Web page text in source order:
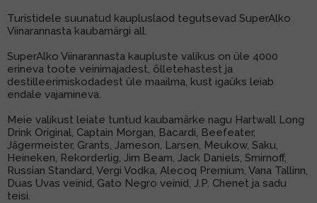
PIIRITUSJOOK
Turistidele suunatud kaupluslaod tegutsevad SuperAlko
Viinarannasta kaubamärgi all.
SuperAlko Viinarannasta kaupluste valikus on üle 4000
erineva toote veinimajadest, õlletehastest ja
destilleerimiskodadest üle maailma, kust igaüks leiab
endale vajamineva.
Meie valikust leiate tuntud kaubamärke nagu Hartwall Long
Drink Original, Captain Morgan, Bacardi, Beefeater,
Jägermeister, Grants, Jameson, Larsen, Meukow, Saku,
Heineken, Rekorderlig, Jim Beam, Jack Daniels, Smirnoff,
Russian Standard, Vergi Vodka, Alecoq Premium, Vana Tallinn,
Duas Uvas veinid, Gato Negro veinid, J.P. Chenet ja sadu
teisi.